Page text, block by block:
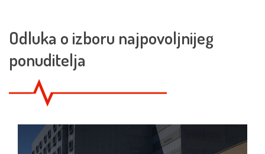
Odluka o izboru najpovoljnijeg
ponuditelja